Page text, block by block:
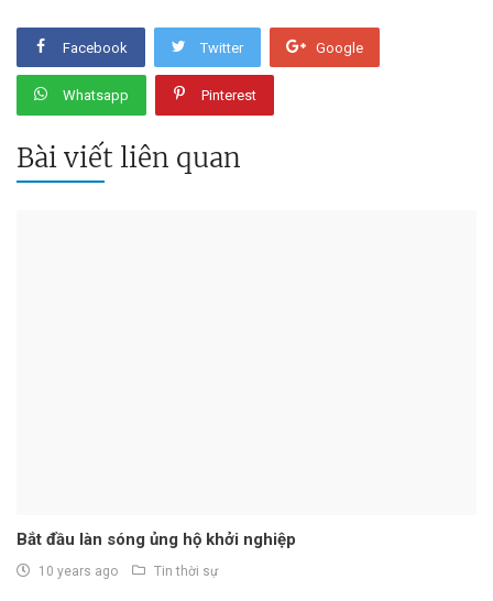
Facebook Twitter Google
Whatsapp Pinterest
Bài viết liên quan
Bắt đầu làn sóng ủng hộ khởi nghiệp
10 years ago Tin thời sự